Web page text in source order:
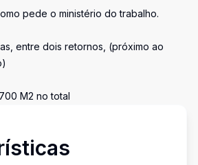
pede o ministério do trabalho.
entre dois retornos, (próximo ao
M2 no total